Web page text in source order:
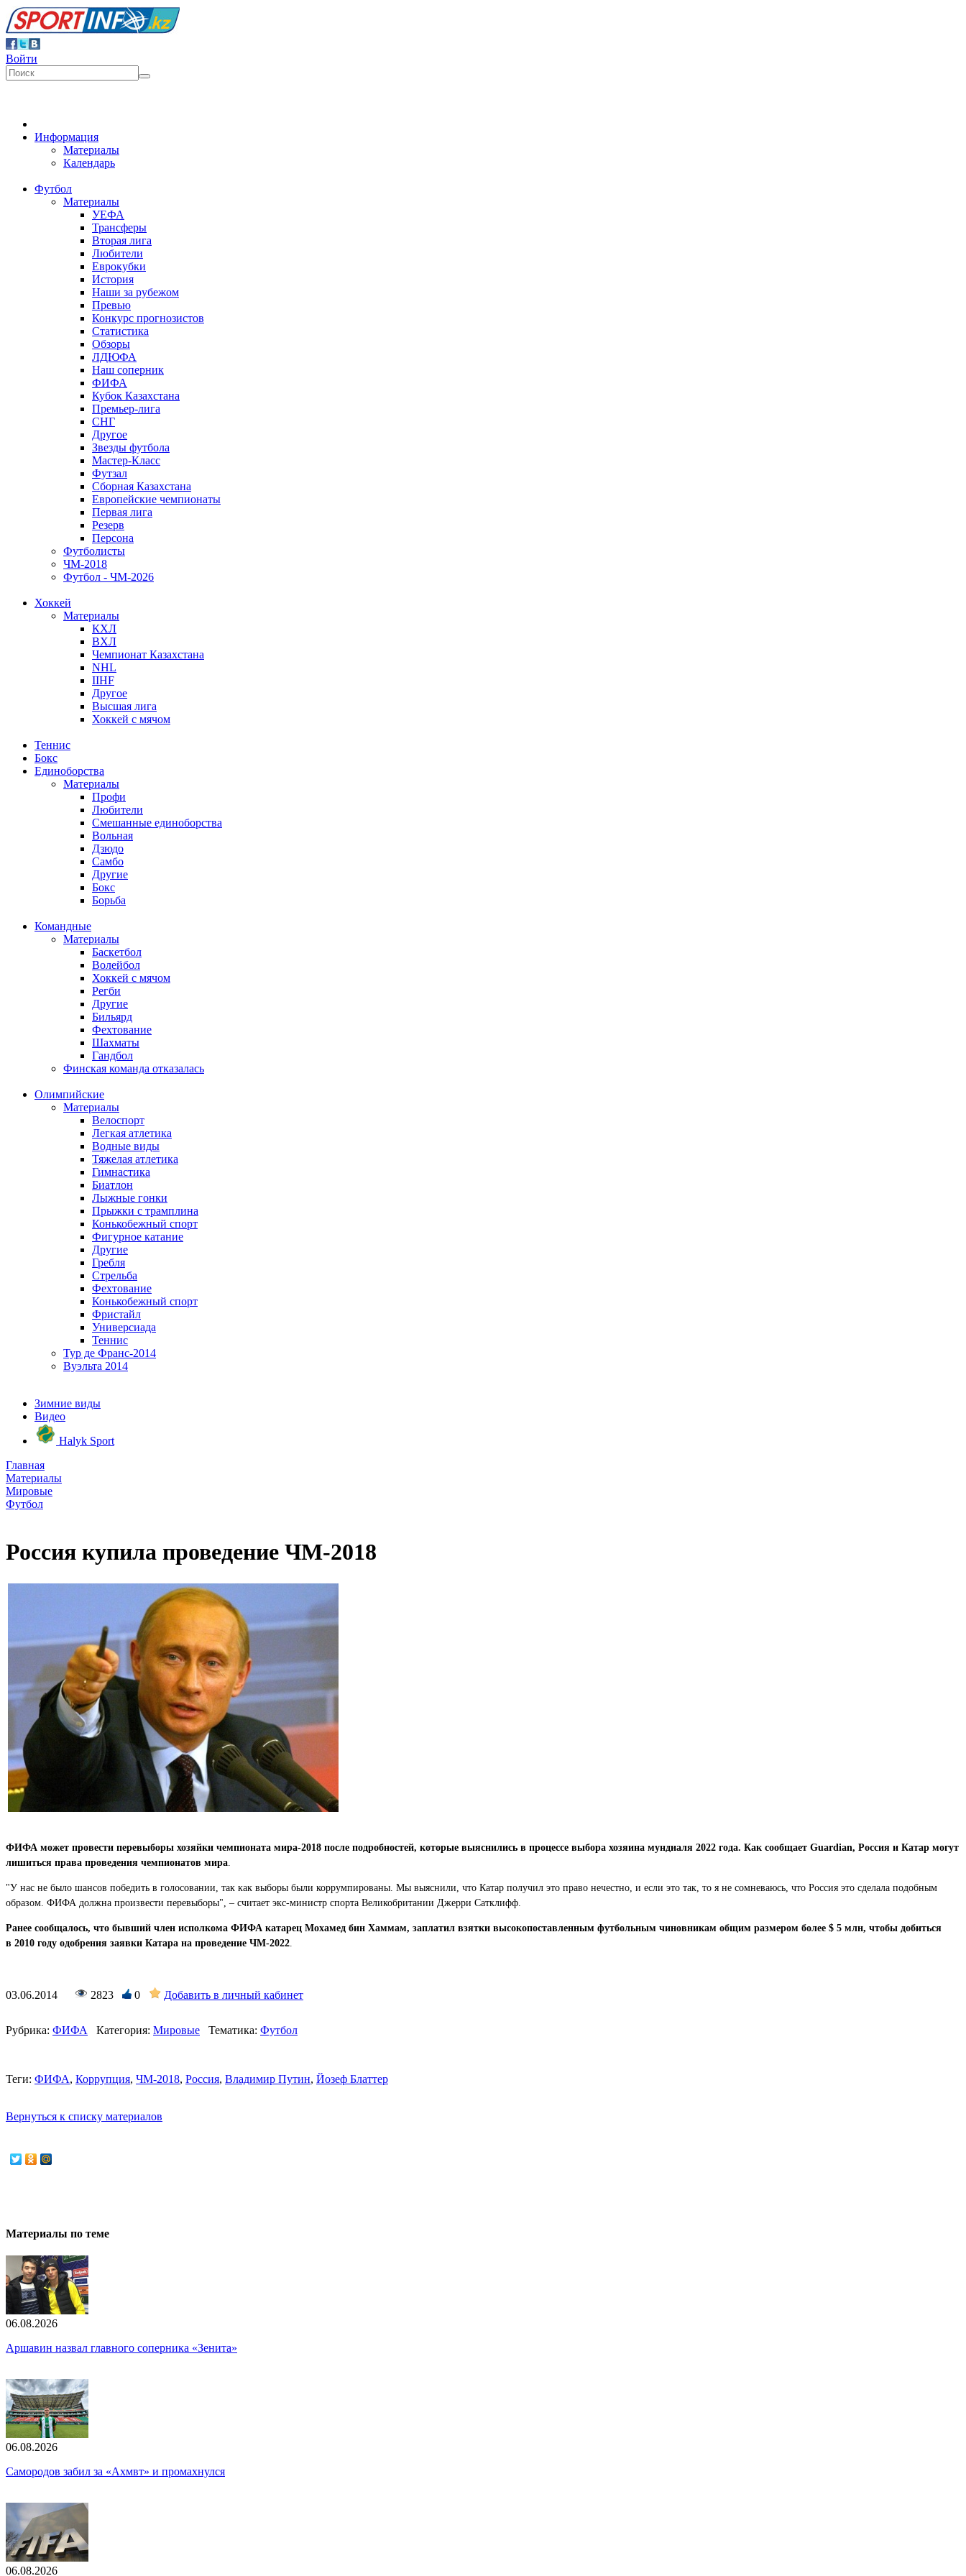
Войти
Информация
Материалы
Календарь
Футбол
Материалы
УЕФА
Трансферы
Вторая лига
Любители
Еврокубки
История
Наши за рубежом
Превью
Конкурс прогнозистов
Статистика
Обзоры
ЛДЮФА
Наш соперник
ФИФА
Кубок Казахстана
Премьер-лига
СНГ
Другое
Звезды футбола
Мастер-Класс
Футзал
Сборная Казахстана
Европейские чемпионаты
Первая лига
Резерв
Персона
Футболисты
ЧМ-2018
Футбол - ЧМ-2026
Хоккей
Материалы
КХЛ
ВХЛ
Чемпионат Казахстана
NHL
IIHF
Другое
Высшая лига
Хоккей с мячом
Теннис
Бокс
Единоборства
Материалы
Профи
Любители
Смешанные единоборства
Вольная
Дзюдо
Самбо
Другие
Бокс
Борьба
Командные
Материалы
Баскетбол
Волейбол
Хоккей с мячом
Регби
Другие
Бильярд
Фехтование
Шахматы
Гандбол
Финская команда отказалась
Олимпийские
Материалы
Велоспорт
Легкая атлетика
Водные виды
Тяжелая атлетика
Гимнастика
Биатлон
Лыжные гонки
Прыжки с трамплина
Конькобежный спорт
Фигурное катание
Другие
Гребля
Стрельба
Фехтование
Конькобежный спорт
Фристайл
Универсиада
Теннис
Тур де Франс-2014
Вуэльта 2014
Зимние виды
Видео
Halyk Sport
Главная
Материалы
Мировые
Футбол
Россия купила проведение ЧМ-2018
ФИФА может провести перевыборы хозяйки чемпионата мира-2018 после подробностей, которые выяснились в процессе выбора хозяина мундиаля 2022 года. Как сообщает Guardian, Россия и Катар могут
лишиться права проведения чемпионатов мира
"У нас не было шансов победить в голосовании, так как выборы были коррумпированы. Мы выяснили, что Катар получил это право нечестно, и если это так, то я не сомневаюсь, что Россия это сделала подобным
образом. ФИФА должна произвести перевыборы", – считает экс-министр спорта Великобритании Джерри Сатклифф.
Ранее сообщалось, что бывший член исполкома ФИФА катарец Мохамед бин Хаммам, заплатил взятки высокопоставленным футбольным чиновникам общим размером более $ 5 млн, чтобы добиться
в 2010 году одобрения заявки Катара на проведение ЧМ-2022
03.06.2014 2823 0 Добавить в личный кабинет
Рубрика: ФИФА Категория: Мировые Тематика: Футбол
Теги: ФИФА, Коррупция, ЧМ-2018, Россия, Владимир Путин, Йозеф Блаттер
Вернуться к списку материалов
Материалы по теме
06.08.2026
Аршавин назвал главного соперника «Зенита»
06.08.2026
Самородов забил за «Ахмвт» и промахнулся
06.08.2026